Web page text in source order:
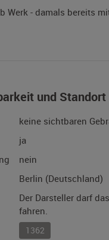
Werk - damals bereits
und Standort
keine sichtbaren
ja
nein
Berlin (Deutschland)
Der Darsteller darf
fahren.
1362